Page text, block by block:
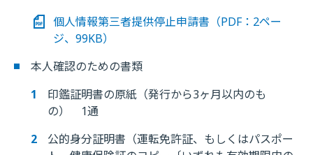
個人情報第三者提供停止申請書（PDF：2ペー
ジ、99KB）
本人確認のための書類
印鑑証明書の原紙（発行から3ヶ月以内のも
の） 1通
公的身分証明書（運転免許証、もしくはパスポー